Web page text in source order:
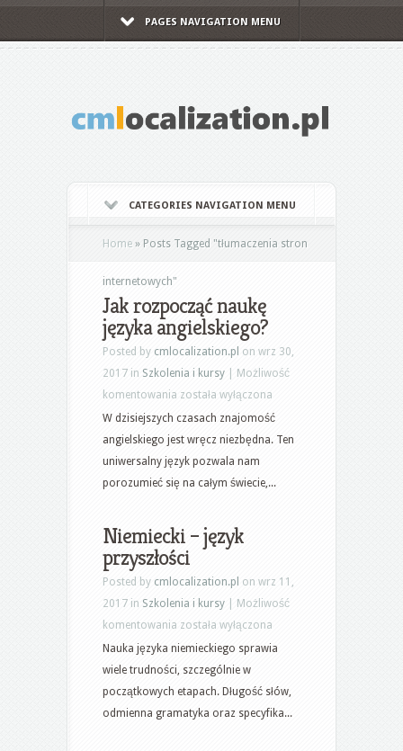
PAGES NAVIGATION MENU
CATEGORIES NAVIGATION MENU
Home » Posts Tagged "tłumaczenia stron
internetowych"
Jak rozpocząć naukę
języka angielskiego?
Posted by cmlocalization.pl on wrz 30,
2017 in Szkolenia i kursy
Możliwość
komentowania Jak
rozpocząć
naukę
języka
angielskiego?
została wyłączona
W dzisiejszych czasach znajomość
angielskiego jest wręcz niezbędna. Ten
uniwersalny język pozwala nam
porozumieć się na całym świecie,...
Niemiecki – język
przyszłości
Posted by cmlocalization.pl on wrz 11,
2017 in Szkolenia i kursy
Możliwość
komentowania Niemiecki
–
język
przyszłości
została wyłączona
Nauka języka niemieckiego sprawia
wiele trudności, szczególnie w
początkowych etapach. Długość słów,
odmienna gramatyka oraz specyfika...